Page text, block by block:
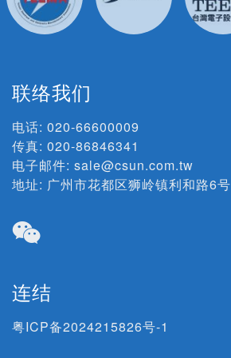
联络我们
电话: 020-66600009
传真: 020-86846341
电子邮件: sale@csun.com.tw
地址: 广州市花都区狮岭镇利和路6号
连结
粤ICP备2024215826号-1